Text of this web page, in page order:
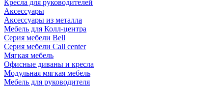
Кресла для руководителей
Аксессуары
Аксессуары из металла
Мебель для Колл-центра
Серия мебели Bell
Серия мебели Call center
Мягкая мебель
Офисные диваны и кресла
Модульная мягкая мебель
Мебель для руководителя